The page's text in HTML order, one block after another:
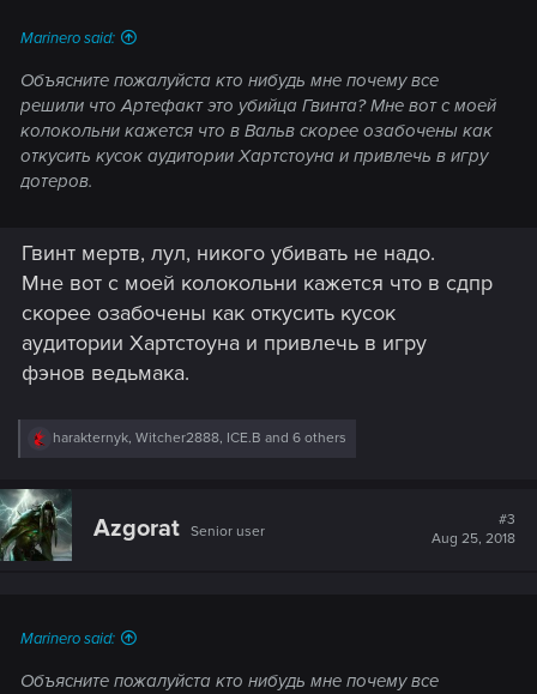
Marinero said:
Объясните пожалуйста кто нибудь мне почему все
решили что Артефакт это убийца Гвинта? Мне вот с моей
колокольни кажется что в Вальв скорее озабочены как
откусить кусок аудитории Хартстоуна и привлечь в игру
дотеров.
Гвинт мертв, лул, никого убивать не надо.
Мне вот с моей колокольни кажется что в сдпр
скорее озабочены как откусить кусок
аудитории Хартстоуна и привлечь в игру
фэнов ведьмака.
R
c
t
i
o
harakternyk, Witcher2888, ICE.B and 6 others
Azgorat Senior user
#3
Aug 25, 2018
Marinero said:
Объясните пожалуйста кто нибудь мне почему все